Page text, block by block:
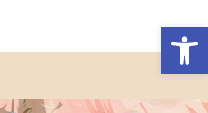
פתח סרגל נגישות